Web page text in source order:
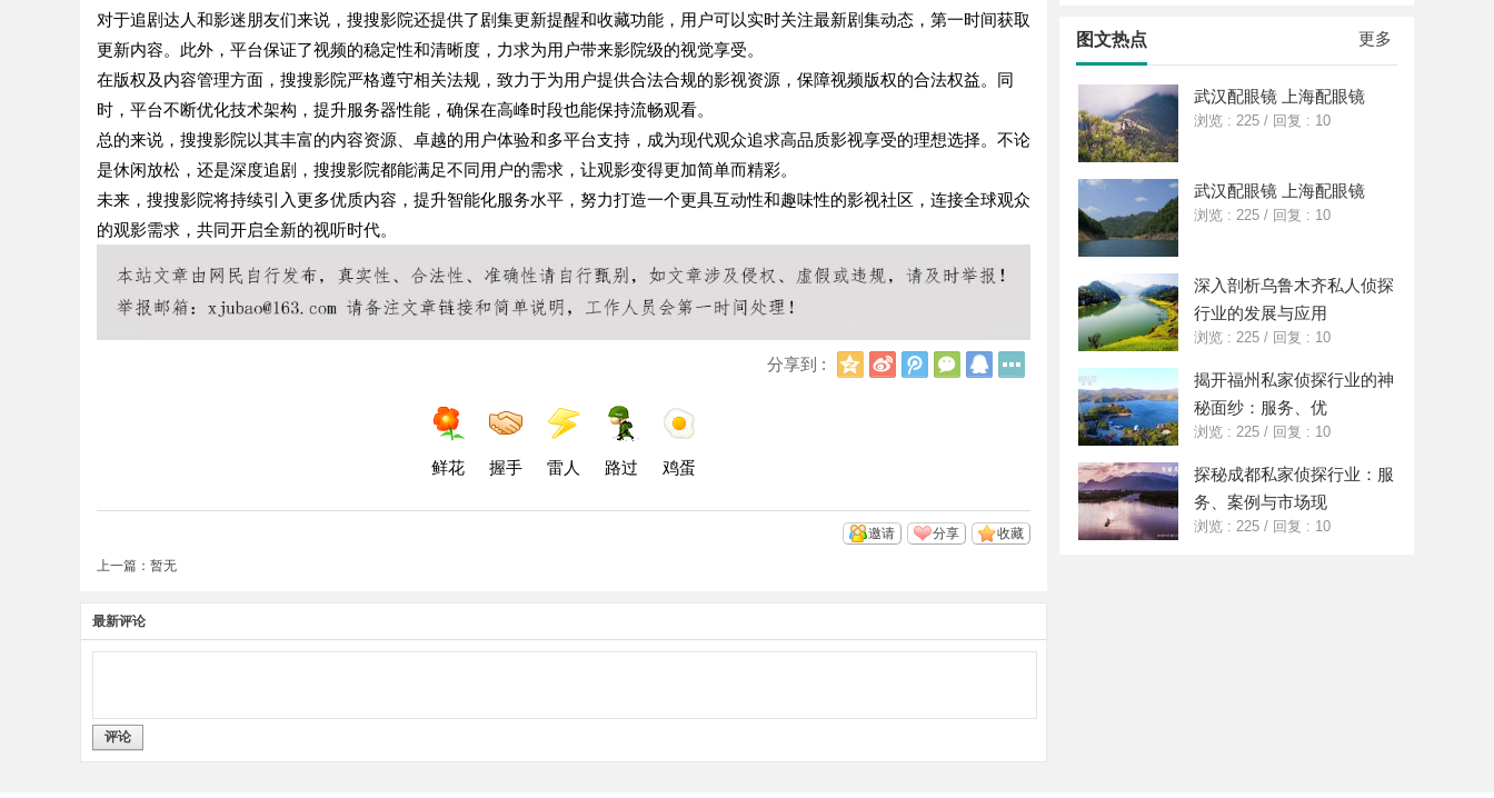
对于追剧达人和影迷朋友们来说，搜搜影院还提供了剧集更新提醒和收藏功能，用户可以实时关注最新剧集动态，第一时间获取
更新内容。此外，平台保证了视频的稳定性和清晰度，力求为用户带来影院级的视觉享受。
在版权及内容管理方面，搜搜影院严格遵守相关法规，致力于为用户提供合法合规的影视资源，保障视频版权的合法权益。同
时，平台不断优化技术架构，提升服务器性能，确保在高峰时段也能保持流畅观看。
总的来说，搜搜影院以其丰富的内容资源、卓越的用户体验和多平台支持，成为现代观众追求高品质影视享受的理想选择。不论
是休闲放松，还是深度追剧，搜搜影院都能满足不同用户的需求，让观影变得更加简单而精彩。
未来，搜搜影院将持续引入更多优质内容，提升智能化服务水平，努力打造一个更具互动性和趣味性的影视社区，连接全球观众
的观影需求，共同开启全新的视听时代。
分享到 :
Q
新
浪
腾
讯
微
信
Q
鲜花 握手 雷人 路过 鸡蛋
收藏
分享
邀请
上一篇：暂无
最新评论
评论
更多
图文热点
武汉配眼镜 上海配眼镜
浏览 : 225 / 回复 : 10
武汉配眼镜 上海配眼镜
浏览 : 225 / 回复 : 10
深入剖析乌鲁木齐私人侦探
行业的发展与应用
浏览 : 225 / 回复 : 10
揭开福州私家侦探行业的神
秘面纱：服务、优
浏览 : 225 / 回复 : 10
探秘成都私家侦探行业：服
务、案例与市场现
浏览 : 225 / 回复 : 10